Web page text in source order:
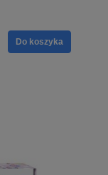
Do koszyka